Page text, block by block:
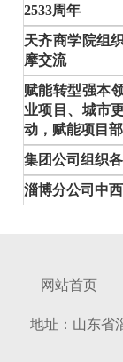
2533周年
天齐商学院组
摩交流
赋能转型强本
业项目、城市
动，赋能项目
集团公司组织
淄博分公司中
网站首页
地址：山东